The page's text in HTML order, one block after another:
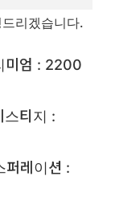
리겠습니다.
미엄 : 2200
스티지 :
퍼레이션 :